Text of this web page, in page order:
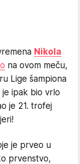
Nikola
na ovom meču,
Lige šampiona
ipak bio vrlo
je 21. trofej
je prveo u
prvenstvo,